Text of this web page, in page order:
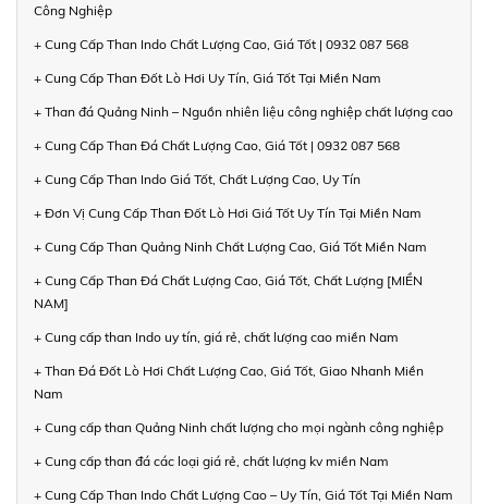
Công Nghiệp
+ Cung Cấp Than Indo Chất Lượng Cao, Giá Tốt | 0932 087 568
+ Cung Cấp Than Đốt Lò Hơi Uy Tín, Giá Tốt Tại Miền Nam
+ Than đá Quảng Ninh – Nguồn nhiên liệu công nghiệp chất lượng cao
+ Cung Cấp Than Đá Chất Lượng Cao, Giá Tốt | 0932 087 568
+ Cung Cấp Than Indo Giá Tốt, Chất Lượng Cao, Uy Tín
+ Đơn Vị Cung Cấp Than Đốt Lò Hơi Giá Tốt Uy Tín Tại Miền Nam
+ Cung Cấp Than Quảng Ninh Chất Lượng Cao, Giá Tốt Miền Nam
+ Cung Cấp Than Đá Chất Lượng Cao, Giá Tốt, Chất Lượng [MIỀN
NAM]
+ Cung cấp than Indo uy tín, giá rẻ, chất lượng cao miền Nam
+ Than Đá Đốt Lò Hơi Chất Lượng Cao, Giá Tốt, Giao Nhanh Miền
Nam
+ Cung cấp than Quảng Ninh chất lượng cho mọi ngành công nghiệp
+ Cung cấp than đá các loại giá rẻ, chất lượng kv miền Nam
+ Cung Cấp Than Indo Chất Lượng Cao – Uy Tín, Giá Tốt Tại Miền Nam